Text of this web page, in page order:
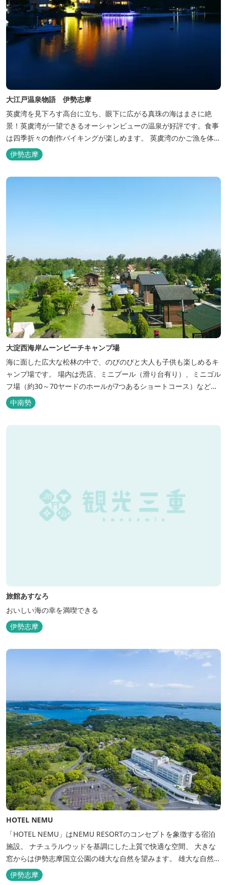
大江戸温泉物語 伊勢志摩
英虞湾を見下ろす高台に立ち、眼下に広がる真珠の海はまさに絶
景！英虞湾が一望できるオーシャンビューの温泉が好評です。食事
は四季折々の創作バイキングが楽しめます。 英虞湾のかご漁を体験
できるクルーズ船は毎日運行しており、漁で獲れた魚を食べること
もできます。
伊勢志摩
大淀西海岸ムーンビーチキャンプ場
海に面した広大な松林の中で、のびのびと大人も子供も楽しめるキ
ャンプ場です。 場内は売店、ミニプール（滑り台有り）、ミニゴル
フ場（約30～70ヤードのホールが7つあるショートコース）なども
あります。 目の前の海では、海水浴など安心して楽しめます。周辺
観光地には、伊勢志摩国立公園の玄関口にあたります。
中南勢
旅館あすなろ
おいしい海の幸を満喫できる
伊勢志摩
HOTEL NEMU
「HOTEL NEMU」はNEMU RESORTのコンセプトを象徴する宿泊
施設。 ナチュラルウッドを基調にした上質で快適な空間、 大きな
窓からは伊勢志摩国立公園の雄大な自然を望みます。 雄大な自然を
肌で感じるアクティビティや、食材にこだわった旬のお料理、この
地に湧き出る温泉… ここでしかできない「伊勢志摩の恵みあふれ
伊勢志摩